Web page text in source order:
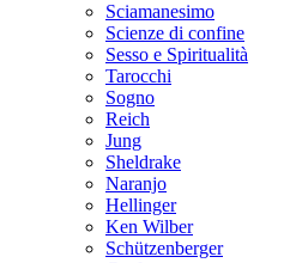
Sciamanesimo
Scienze di confine
Sesso e Spiritualità
Tarocchi
Sogno
Reich
Jung
Sheldrake
Naranjo
Hellinger
Ken Wilber
Schützenberger